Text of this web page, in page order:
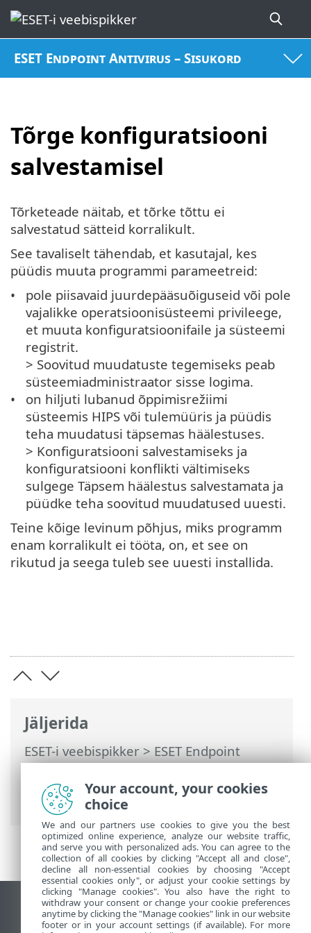
ESET Endpoint Antivirus – Sisukord
Tõrge konfiguratsiooni
salvestamisel
Jäljerida
ESET-i veebispikker>ESET Endpoint
Antivirus>Täpsem häälestus> Täpsema
häälestuse sätete tagasivõtmine > Tõrge
konfiguratsiooni salvestamisel
Tõrketeade näitab, et tõrke tõttu ei
salvestatud sätteid korralikult.
See tavaliselt tähendab, et kasutajal, kes
püüdis muuta programmi parameetreid:
pole piisavaid juurdepääsuõiguseid või pole
vajalikke operatsioonisüsteemi privileege,
et muuta konfiguratsioonifaile ja süsteemi
registrit.
> Soovitud muudatuste tegemiseks peab
süsteemiadministraator sisse logima.
on hiljuti lubanud õppimisrežiimi
süsteemis HIPS või tulemüüris ja püüdis
teha muudatusi täpsemas häälestuses.
> Konfiguratsiooni salvestamiseks ja
konfiguratsiooni konflikti vältimiseks
sulgege Täpsem häälestus salvestamata ja
püüdke teha soovitud muudatused uuesti.
Teine kõige levinum põhjus, miks programm
enam korralikult ei tööta, on, et see on
rikutud ja seega tuleb see uuesti installida.
Vaata tavaarvutile mõeldud veebilehte
End of Life
Your account, your cookies
choice
We and our partners use cookies to give you the best
optimized online experience, analyze our website traffic,
and serve you with personalized ads. You can agree to the
collection of all cookies by clicking "Accept all and close",
decline all non-essential cookies by choosing "Accept
essential cookies only", or adjust your cookie settings by
clicking "Manage cookies". You also have the right to
withdraw your consent or change your cookie preferences
anytime by clicking the "Manage cookies" link in our website
footer or in your account settings (if available). For more